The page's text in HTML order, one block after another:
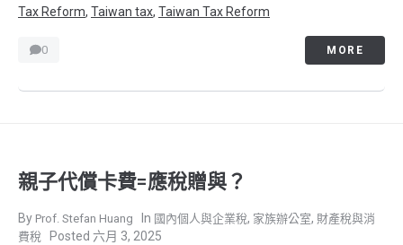
Tax Reform, Taiwan tax, Taiwan Tax Reform
0 MORE
親子代償卡費=應稅贈與？
Prof. Stefan Huang 國內個人與企業稅, 家族辦公室, 財產稅與消
費稅
六月 3, 2025